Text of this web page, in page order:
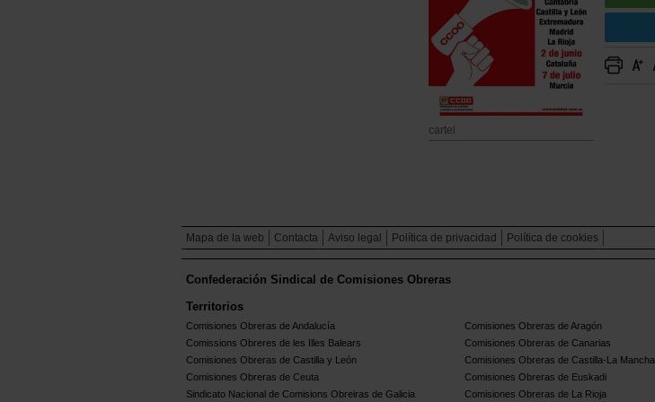
cartel
Mapa de la web Contacta Aviso legal Política de privacidad Política de cookies
Confederación Sindical de Comisiones Obreras
Territorios
Comisiones Obreras de Andalucía Comisiones Obreras de Aragón
Comissions Obreres de les Illes Balears
Comisiones Obreras de Canarias
Comisiones Obreras de Castilla y León
Comisiones Obreras de Castilla-La Mancha
Comisiones Obreras de Ceuta
Comisiones Obreras de Euskadi
Sindicato Nacional de Comisions Obreiras de Galicia
Comisiones Obreras de La Rioja